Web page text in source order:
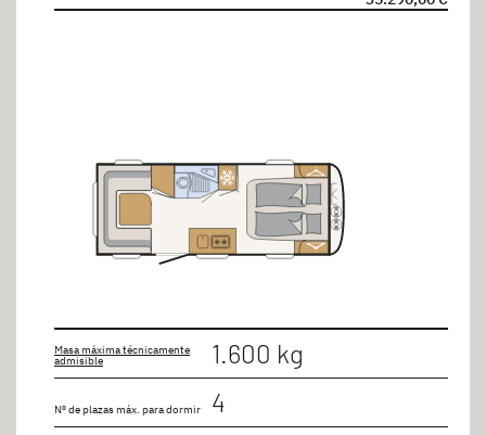
Masa máxima técnicamente
admisible 1.600 kg
Nº de plazas máx. para dormir 4